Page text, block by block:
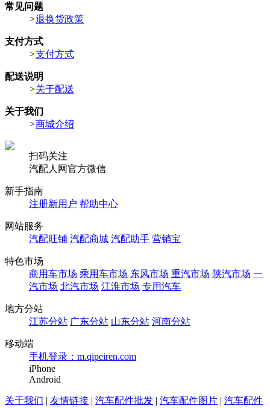
常见问题
>退换货政策
支付方式
>支付方式
配送说明
>关于配送
关于我们
>商城介绍
扫码关注
汽配人网官方微信
新手指南
注册新用户 帮助中心
网站服务
汽配旺铺 汽配商城 汽配助手 营销宝
特色市场
商用车市场 乘用车市场 东风市场 重汽市场 陕汽市场 一
汽市场 北汽市场 江淮市场 专用汽车
地方分站
江苏分站 广东分站 山东分站 河南分站
移动端
手机登录：m.qipeiren.com
iPhone
Android
关于我们 | 友情链接 | 汽车配件批发 | 汽车配件图片 | 汽车配件